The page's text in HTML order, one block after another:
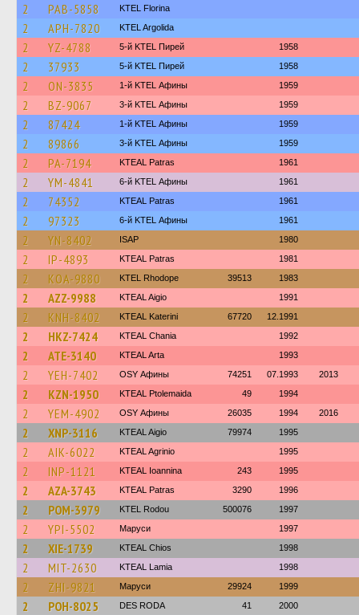
2 PAB-5858 KTEL Florina
2 APH-7820 KTEL Argolida
2 YZ-4788 5-й KTEL Пирей 1958
2 37933 5-й KTEL Пирей 1958
2 ON-3835 1-й KTEL Афины 1959
2 BZ-9067 3-й KTEL Афины 1959
2 87424 1-й KTEL Афины 1959
2 89866 3-й KTEL Афины 1959
2 PA-7194 KTEAL Patras 1961
2 YM-4841 6-й KTEL Афины 1961
2 74352 KTEAL Patras 1961
2 97323 6-й KTEL Афины 1961
2 YN-8402 ISAP 1980
2 IP-4893 KTEAL Patras 1981
2 KOA-9880 KTEL Rhodope 39513 1983
2 AZZ-9988 KTEAL Aigio 1991
2 KNH-8402 KTEAL Katerini 67720 12.1991
2 HKZ-7424 KTEAL Chania 1992
2 ATE-3140 KTEAL Arta 1993
2 YEH-7402 OSY Афины 74251 07.1993 2013
2 KZN-1950 KTEAL Ptolemaida 49 1994
2 YEM-4902 OSY Афины 26035 1994 2016
2 XNP-3116 KTEAL Aigio 79974 1995
2 AIK-6022 KTEAL Agrinio 1995
2 INP-1121 KTEAL Ioannina 243 1995
2 AZA-3743 KTEAL Patras 3290 1996
2 POM-3979 ΚΤΕL Rodou 500076 1997
2 YPI-5502 Маруси 1997
2 XIE-1739 KTEAL Chios 1998
2 MIT-2630 KTEAL Lamia 1998
2 ZHI-9821 Маруси 29924 1999
2 POH-8025 DES RODA 41 2000